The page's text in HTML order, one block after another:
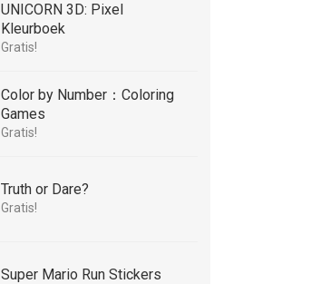
UNICORN 3D: Pixel
Kleurboek
Gratis!
Color by Number：Coloring
Games
Gratis!
Truth or Dare?
Gratis!
Super Mario Run Stickers